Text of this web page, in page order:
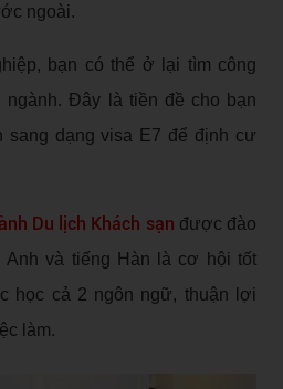
ngoài.
bạn có thể ở lại tìm công
ngành. Đây là tiền đề cho bạn
sang dạng visa E7 để định cư
Du lịch Khách sạn được đào
Anh và tiếng Hàn là cơ hội tốt
học cả 2 ngôn ngữ, thuận lợi
làm.